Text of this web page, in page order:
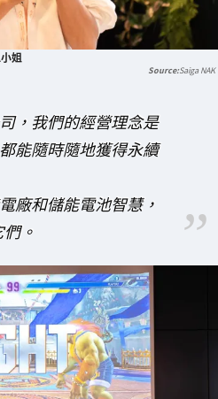
姐
Saiga NAK
，我們的經營理念是
能隨時隨地獲得永續
廠和儲能電池智慧，
。